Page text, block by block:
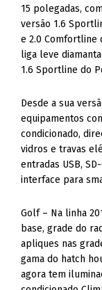
15 polegadas,
versão 1.6
e 2.0 Comfortline
liga leve
1.6 Sportline do
Desde a sua
equipamentos
condicionado,
vidros e travas
entradas USB,
interface para
Golf – Na linha
base, grade do
apliques nas
gama do hatch
agora tem